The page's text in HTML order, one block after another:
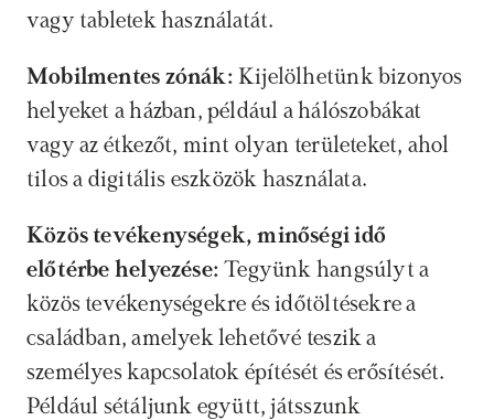
vagy tabletek használatát.
Mobilmentes zónák: Kijelölhetünk bizonyos
helyeket a házban, például a hálószobákat
vagy az étkezőt, mint olyan területeket, ahol
tilos a digitális eszközök használata.
Közös tevékenységek, minőségi idő
előtérbe helyezése: Tegyünk hangsúlyt a
közös tevékenységekre és időtöltésekre a
családban, amelyek lehetővé teszik a
személyes kapcsolatok építését és erősítését.
Például sétáljunk együtt, játsszunk